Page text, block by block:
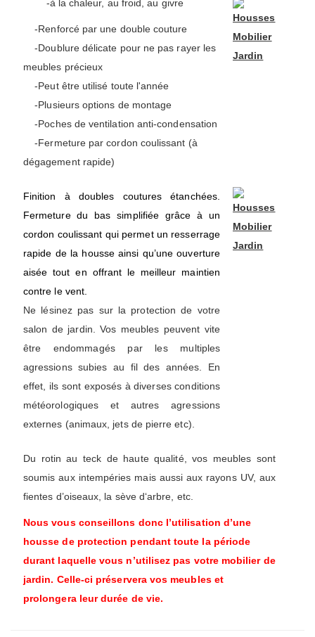
-à la chaleur, au froid, au givre
-Renforcé par une double couture
-Doublure délicate pour ne pas rayer les
meubles précieux
-Peut être utilisé toute l'année
-Plusieurs options de montage
-Poches de ventilation anti-condensation
-Fermeture par cordon coulissant (à
dégagement rapide)
Finition à doubles coutures étanchées.
Fermeture du bas simplifiée grâce à un
cordon coulissant qui permet un resserrage
rapide de la housse ainsi qu’une ouverture
aisée tout en offrant le meilleur maintien
contre le vent.
Ne lésinez pas sur la protection de votre
salon de jardin. Vos meubles peuvent vite
être endommagés par les multiples
agressions subies au fil des années. En
effet, ils sont exposés à diverses conditions
météorologiques et autres agressions
externes (animaux, jets de pierre etc).
Du rotin au teck de haute qualité, vos meubles sont
soumis aux intempéries mais aussi aux rayons UV, aux
fientes d’oiseaux, la sève d‘arbre, etc.
Nous vous conseillons donc l’utilisation d’une
housse de protection pendant toute la période
durant laquelle vous n’utilisez pas votre mobilier de
jardin. Celle-ci préservera vos meubles et
prolongera leur durée de vie.